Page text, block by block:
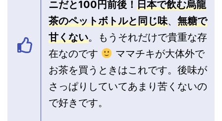
ニだと100円前後！ 日本で飲む烏龍
茶のペットボトルと同じ味、 無糖で
甘くない。もうそれだけで貴重な存
在なのです
ママチキが大体外で
お茶を買うときはこれです。後味が
さっぱりしていてあまり苦くないの
で好きです。